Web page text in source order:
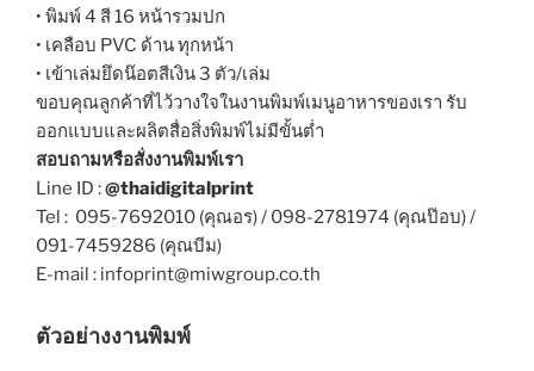
• พิมพ์ 4 สี 16 หน้ารวมปก
• เคลือบ PVC ด้าน ทุกหน้า
• เข้าเล่มยึดน๊อตสีเงิน 3 ตัว/เล่ม
ขอบคุณลูกค้าที่ไว้วางใจในงานพิมพ์เมนูอาหารของเรา รับ
ออกแบบและผลิตสื่อสิ่งพิมพ์ไม่มีขั้นต่ำ
สอบถามหรือสั่งงานพิมพ์เรา
Line ID :@thaidigitalprint
Tel : 095-7692010 (คุณอร) / 098-2781974 (คุณป๊อบ) /
091-7459286 (คุณบีม)
E-mail : infoprint@miwgroup.co.th
ตัวอย่างงานพิมพ์